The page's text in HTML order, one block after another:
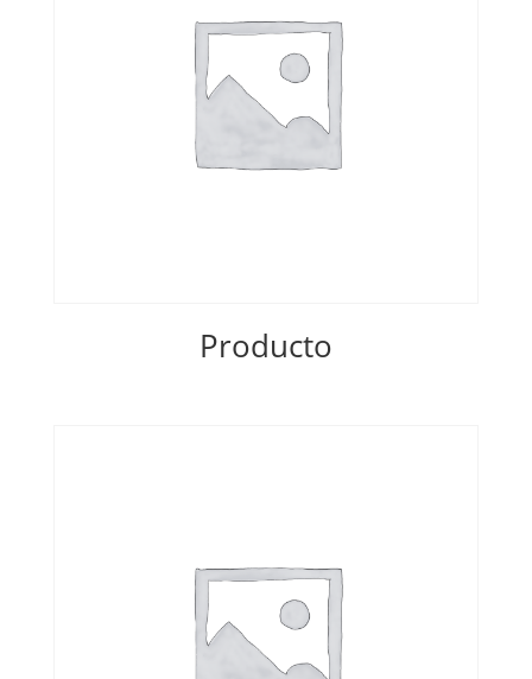
Producto